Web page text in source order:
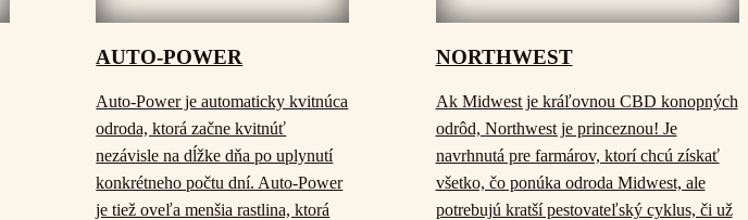
AUTO-POWER
Auto-Power je automaticky kvitnúca
odroda, ktorá začne kvitnúť
nezávisle na dĺžke dňa po uplynutí
konkrétneho počtu dní. Auto-Power
je tiež oveľa menšia rastlina, ktorá
NORTHWEST
Ak Midwest je kráľovnou CBD konopných
odrôd, Northwest je princeznou! Je
navrhnutá pre farmárov, ktorí chcú získať
všetko, čo ponúka odroda Midwest, ale
potrebujú kratší pestovateľský cyklus, či už